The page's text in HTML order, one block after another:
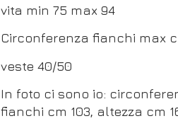
vita min 75 max 94
Circonferenza fianchi max
veste 40/50
In foto ci sono io:
fianchi cm 103, altezza cm